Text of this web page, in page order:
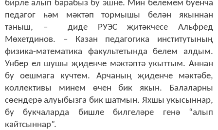
бирле алып барабыз бу эшне. Мин белемем буенча
педагог һәм мәктәп тормышы белән якыннан
таныш, – диде РУЭС җитәкчесе Альфред
Мөхетдинов. – Казан педагогика институтының
физика-математика факультетында белем алдым.
Унбер ел шушы җиденче мәктәптә укыттым. Аннан
бу оешмага күчтем. Арчаның җиденче мәктәбе,
коллективы минем өчен бик якын. Балаларны
сөендерә алуыбызга бик шатмын. Яхшы укысыннар,
бу букчаларда бишле билгеләре генә “алып
кайтсыннар”.